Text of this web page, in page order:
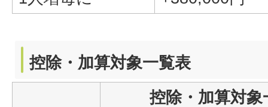
控除・加算対象一覧表
控除・加算対象